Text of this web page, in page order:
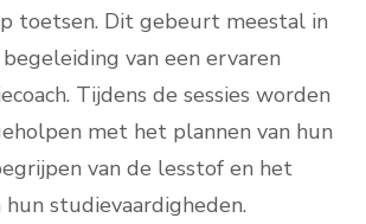
toetsen. Dit gebeurt meestal in
van een ervaren
Tijdens de sessies worden
met het plannen van hun
van de lesstof en het
studievaardigheden.